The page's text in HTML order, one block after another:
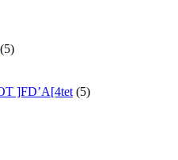
(5)
]FD’A[4tet (5)